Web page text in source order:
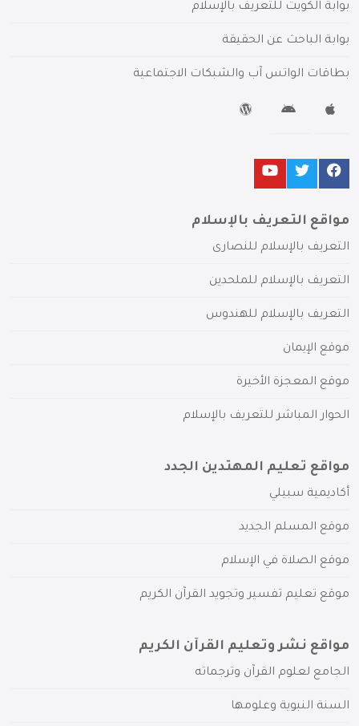
بوابة الكويت للتعريف بالإسلام
بوابة الباحث عن الحقيقة
بطاقات الواتس آب والشبكات الاجتماعية
مواقع التعريف بالإسلام
التعريف بالإسلام للنصارى
التعريف بالإسلام للملحدين
التعريف بالإسلام للهندوس
موقع الإيمان
موقع المعجزة الأخيرة
الحوار المباشر للتعريف بالإسلام
مواقع تعليم المهتدين الجدد
أكاديمية سبيلي
موقع المسلم الجديد
موقع الصلاة في الإسلام
موقع تعليم تفسير وتجويد القرآن الكريم
مواقع نشر وتعليم القرآن الكريم
الجامع لعلوم القرآن وترجماته
السنة النبوية وعلومها